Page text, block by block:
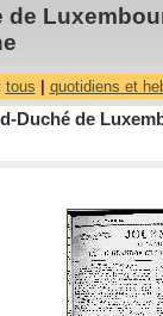
de
tous quotidiens et
Duché de